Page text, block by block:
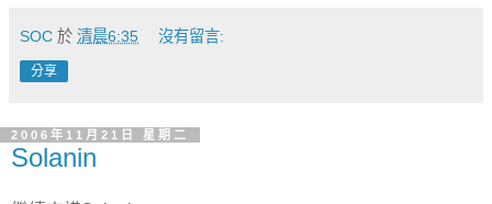
SOC 於 清晨6:35 沒有留言:
分享
2006年11月21日 星期二
Solanin